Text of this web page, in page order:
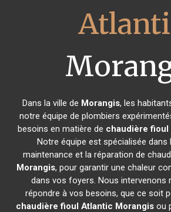
Dans la ville de Morangis, les
notre équipe de plombiers
besoins en matière de chaudière fioul
Notre équipe est spécialisée dans
maintenance et la réparation de
Morangis, pour garantir une chaleur
dans vos foyers. Nous intervenons
répondre à vos besoins, que ce soit
chaudière fioul Atlantic Morangis ou